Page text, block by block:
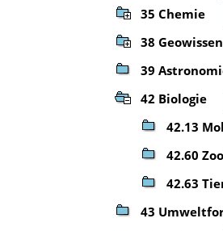
35 Chemie
38
39
42 Biologie
42.13
42.60
42.63
43